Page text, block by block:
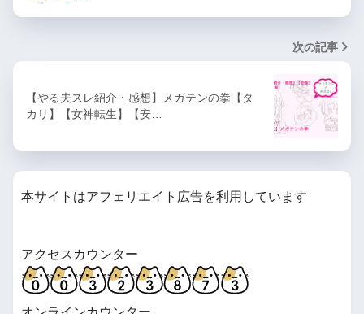
次の記事
【やる夫スレ紹介・感想】メガテンの拳【タ
カリ】【女神転生】【安…
本サイトはアフェリエイト広告を利用しています
アクセスカウンター